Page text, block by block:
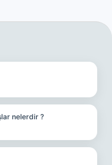
nelerdir ?